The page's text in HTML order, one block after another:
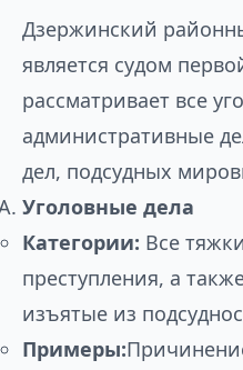
Дзержинский
является судом
рассматривает все
административные
дел, подсудных
Уголовные дела
Категории: Все
преступления, а
изъятые из
Примеры: